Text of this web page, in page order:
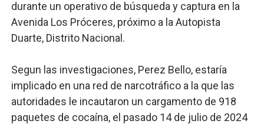
durante un operativo de búsqueda y captura en la
Avenida Los Próceres, próximo a la Autopista
Duarte, Distrito Nacional.
Segun las investigaciones, Perez Bello, estaría
implicado en una red de narcotráfico a la que las
autoridades le incautaron un cargamento de 918
paquetes de cocaína, el pasado 14 de julio de 2024